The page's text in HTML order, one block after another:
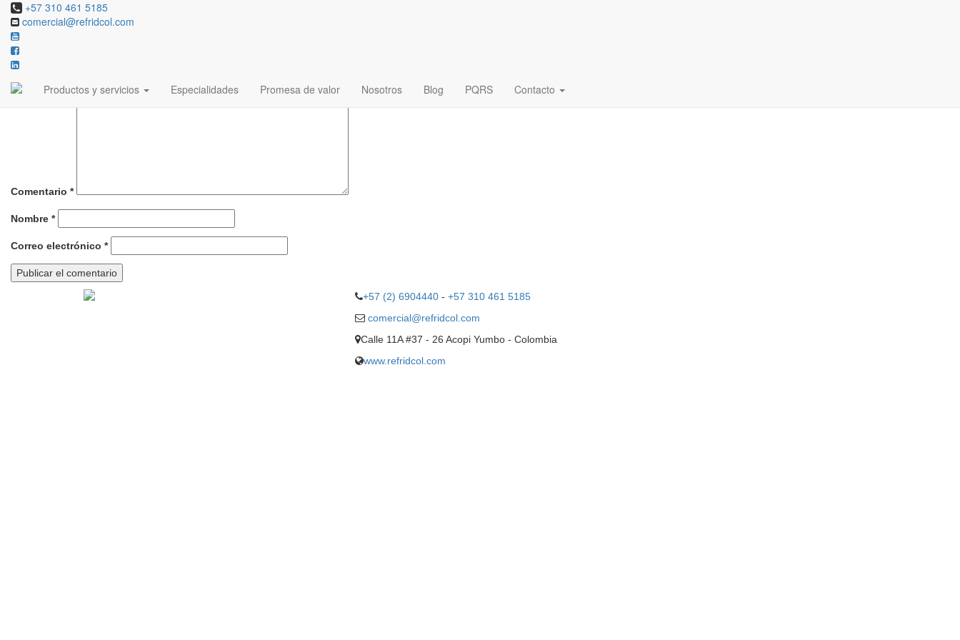
+57 310 461 5185
comercial@refridcol.com
Productos y servicios Especialidades Promesa de valor Nosotros Blog PQRS Contacto
Deja una respuesta
Tu dirección de correo electrónico no será publicada.
Comentario *
Nombre *
Correo electrónico *
+57 (2) 6904440 - +57 310 461 5185
comercial@refridcol.com
Calle 11A #37 - 26 Acopi Yumbo - Colombia
www.refridcol.com